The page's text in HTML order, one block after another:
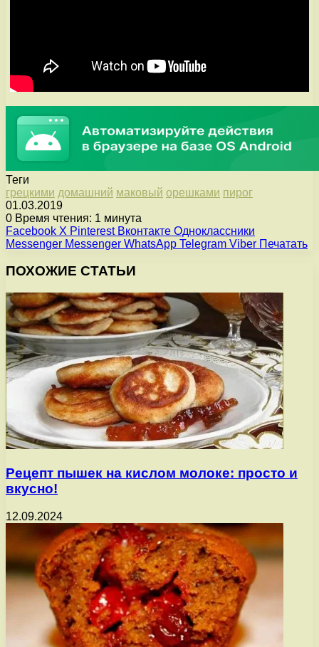
Теги
грецкими домашний маковый орешками пирог
01.03.2019
0 Время чтения: 1 минута
Facebook X Pinterest Вконтакте Одноклассники
Messenger Messenger WhatsApp Telegram Viber Печатать
ПОХОЖИЕ СТАТЬИ
Рецепт пышек на кислом молоке: просто и
вкусно!
12.09.2024